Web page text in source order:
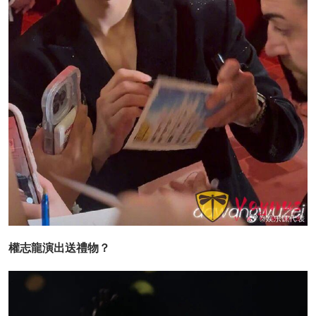
權志龍演出送禮物？